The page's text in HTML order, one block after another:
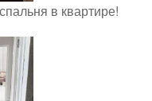
в квартире!